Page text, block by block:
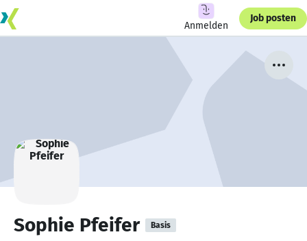
Anmelden
Job posten
Sophie Pfeifer Basis